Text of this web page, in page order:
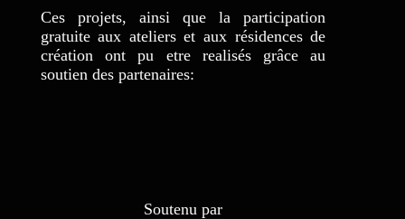
Ces projets, ainsi que la participation
gratuite aux ateliers et aux résidences de
création ont pu etre realisés grâce au
soutien des partenaires:
Soutenu par